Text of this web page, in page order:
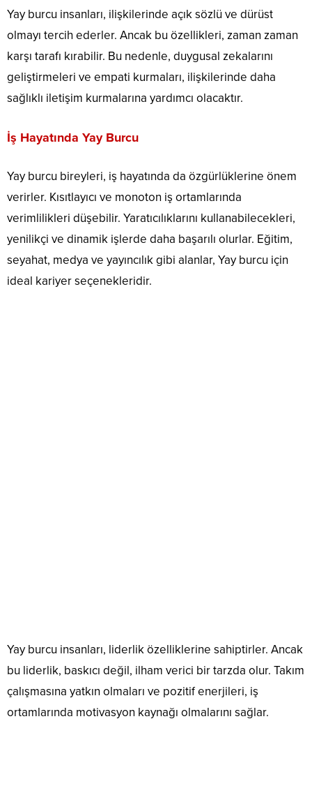
Yay burcu insanları, ilişkilerinde açık sözlü ve dürüst
olmayı tercih ederler. Ancak bu özellikleri, zaman zaman
karşı tarafı kırabilir. Bu nedenle, duygusal zekalarını
geliştirmeleri ve empati kurmaları, ilişkilerinde daha
sağlıklı iletişim kurmalarına yardımcı olacaktır.
İş Hayatında Yay Burcu
Yay burcu bireyleri, iş hayatında da özgürlüklerine önem
verirler. Kısıtlayıcı ve monoton iş ortamlarında
verimlilikleri düşebilir. Yaratıcılıklarını kullanabilecekleri,
yenilikçi ve dinamik işlerde daha başarılı olurlar. Eğitim,
seyahat, medya ve yayıncılık gibi alanlar, Yay burcu için
ideal kariyer seçenekleridir.
Yay burcu insanları, liderlik özelliklerine sahiptirler. Ancak
bu liderlik, baskıcı değil, ilham verici bir tarzda olur. Takım
çalışmasına yatkın olmaları ve pozitif enerjileri, iş
ortamlarında motivasyon kaynağı olmalarını sağlar.